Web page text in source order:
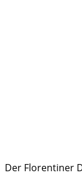
Der Florentiner